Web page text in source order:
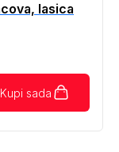
lasica
Kupi sada